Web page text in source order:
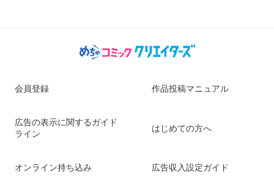
会員登録 作品投稿マニュアル
広告の表示に関するガイド
ライン
はじめての方へ
オンライン持ち込み 広告収入設定ガイド